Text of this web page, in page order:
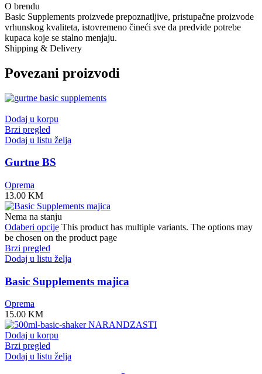
O brendu
Basic Supplements proizvede prepoznatljive, pristupačne proizvode
vrhunskog kvaliteta, istovremeno čineći sve da predvide potrebe
kupaca koje se stalno menjaju.
Shipping & Delivery
Povezani proizvodi
Dodaj u korpu
Brzi pregled
Dodaj u listu želja
Gurtne BS
Oprema
13.00 KM
Nema na stanju
Odaberi opcije This product has multiple variants. The options may
be chosen on the product page
Brzi pregled
Dodaj u listu želja
Basic Supplements majica
Oprema
15.00 KM
Dodaj u korpu
Brzi pregled
Dodaj u listu želja